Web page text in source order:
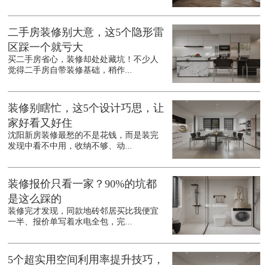
二手房装修别大意，这5个隐形雷
区踩一个就亏大
买二手房省心，装修却处处藏坑！不少人
觉得二手房自带装修基础，稍作...
装修别瞎忙，这5个设计巧思，让
家好看又好住
沈阳新房装修最愁的不是花钱，而是装完
发现中看不中用，收纳不够、动...
装修报价只看一家？90%的坑都
是这么踩的
装修完才发现，同款地砖邻居买比我便宜
一半、报价单写着水电全包，完...
5个超实用空间利用率提升技巧，